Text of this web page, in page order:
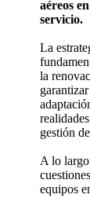
aéreos
servicio.
La
la
gestión
A lo largo
equipos